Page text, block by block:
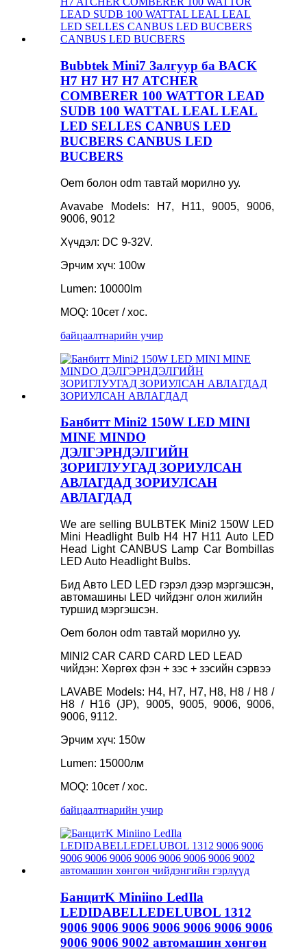
Bubbtek Mini7 Залгуур ба BACK
H7 H7 H7 H7 ATCHER
COMBERER 100 WATTOR LEAD
SUDB 100 WATTAL LEAL LEAL
LED SELLES CANBUS LED
BUCBERS CANBUS LED
BUCBERS
Oem болон odm тавтай морилно уу.
Avavabe Models: H7, H11, 9005, 9006,
9006, 9012
Хүчдэл: DC 9-32V.
Эрчим хүч: 100w
Lumen: 10000lm
MOQ: 10сет / хос.
байцаалтнарийн учир
Банбитт Mini2 150W LED MINI
MINE MINDO
ДЭЛГЭРНДЭЛГИЙН
ЗОРИГЛУУГАД ЗОРИУЛСАН
АВЛАГДАД ЗОРИУЛСАН
АВЛАГДАД
We are selling BULBTEK Mini2 150W LED
Mini Headlight Bulb H4 H7 H11 Auto LED
Head Light CANBUS Lamp Car Bombillas
LED Auto Headlight Bulbs.
Бид Авто LED LED гэрэл дээр мэргэшсэн,
автомашины LED чийдэнг олон жилийн
туршид мэргэшсэн.
Oem болон odm тавтай морилно уу.
MINI2 CAR CARD CARD LED LEAD
чийдэн: Хөргөх фэн + зэс + зэсийн сэрвээ
LAVABE Models: H4, H7, H7, H8, H8 / H8 /
H8 / H16 (JP), 9005, 9005, 9006, 9006,
9006, 9112.
Эрчим хүч: 150w
Lumen: 15000лм
MOQ: 10сет / хос.
байцаалтнарийн учир
БанцитK Miniino LedIla
LEDIDABELLEDELUBOL 1312
9006 9006 9006 9006 9006 9006 9006
9006 9006 9002 автомашин хөнгөн